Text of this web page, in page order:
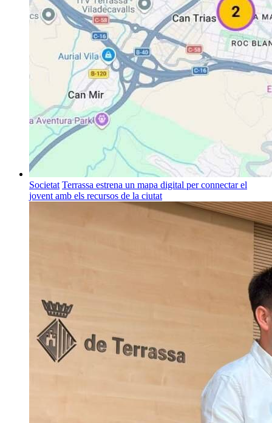
Societat Terrassa estrena un mapa digital per connectar el
jovent amb els recursos de la ciutat